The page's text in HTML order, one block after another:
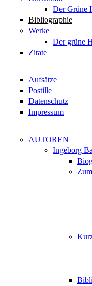
Der Grüne
Bibliographie
Werke
Der grüne
Zitate
Aufsätze
Postille
Datenschutz
Impressum
AUTOREN
Ingeborg